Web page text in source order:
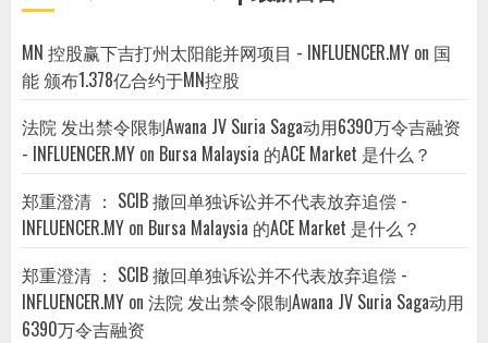
MN 控股赢下吉打州太阳能并网项目 - INFLUENCER.MY on 国
能 颁布1.378亿合约于MN控股
法院 发出禁令限制Awana JV Suria Saga动用6390万令吉融资
- INFLUENCER.MY on Bursa Malaysia 的ACE Market 是什么？
郑重澄清 ： SCIB 撤回单独诉讼并不代表放弃追偿 -
INFLUENCER.MY on Bursa Malaysia 的ACE Market 是什么？
郑重澄清 ： SCIB 撤回单独诉讼并不代表放弃追偿 -
INFLUENCER.MY on 法院 发出禁令限制Awana JV Suria Saga动用
6390万令吉融资